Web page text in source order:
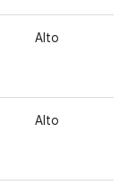
Alto
Alto